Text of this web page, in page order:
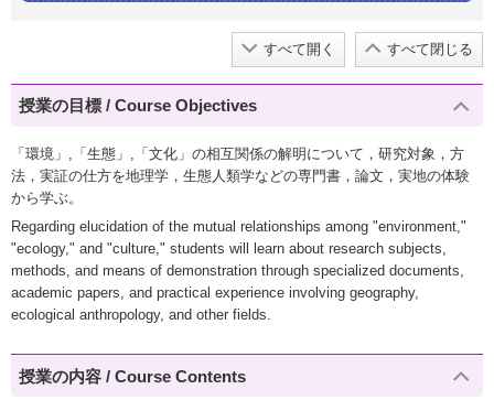
すべて開く すべて閉じる
授業の目標 / Course Objectives
「環境」,「生態」,「文化」の相互関係の解明について，研究対象，方
法，実証の仕方を地理学，生態人類学などの専門書，論文，実地の体験
から学ぶ。
Regarding elucidation of the mutual relationships among "environment,"
"ecology," and "culture," students will learn about research subjects,
methods, and means of demonstration through specialized documents,
academic papers, and practical experience involving geography,
ecological anthropology, and other fields.
授業の内容 / Course Contents